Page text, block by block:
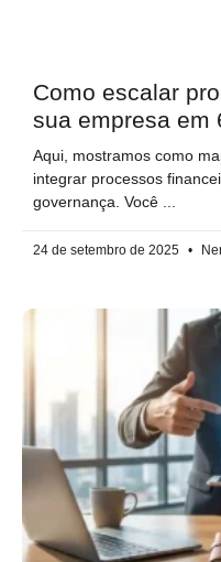
Como escalar
sua empresa em
Aqui, mostramos como
integrar processos
governança. Você
24 de setembro de 2025